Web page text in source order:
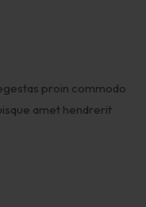
proin commodo
amet hendrerit